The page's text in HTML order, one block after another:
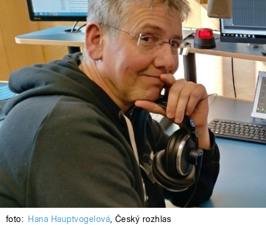
foto: Hana Hauptvogelová,Český rozhlas